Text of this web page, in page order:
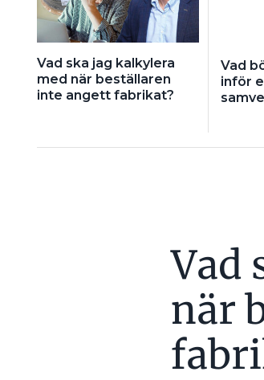
Vad ska jag kalkylera
med när beställaren
inte angett fabrikat?
Vad
inför
Vad
när